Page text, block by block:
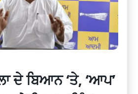
ਦੇ ਬਿਆਨ ‘ਤੇ, ‘ਆਪ’